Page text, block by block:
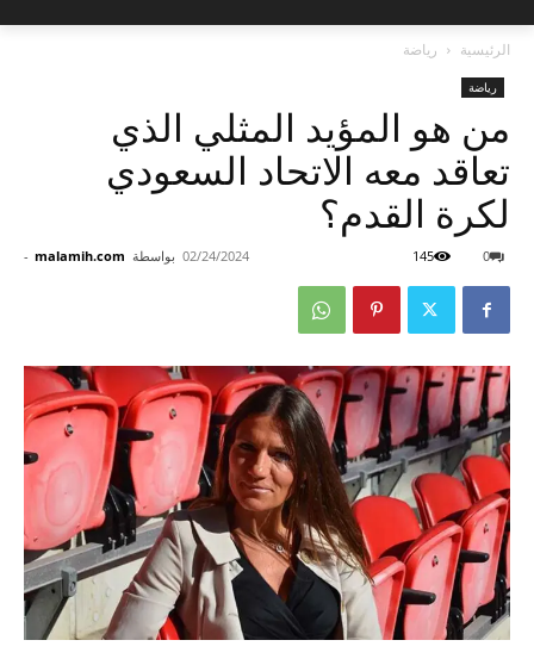
الرئيسية رياضة
رياضة
من هو المؤيد المثلي الذي
تعاقد معه الاتحاد السعودي
لكرة القدم؟
بواسطة malamih.com
- 02/24/2024 0
145